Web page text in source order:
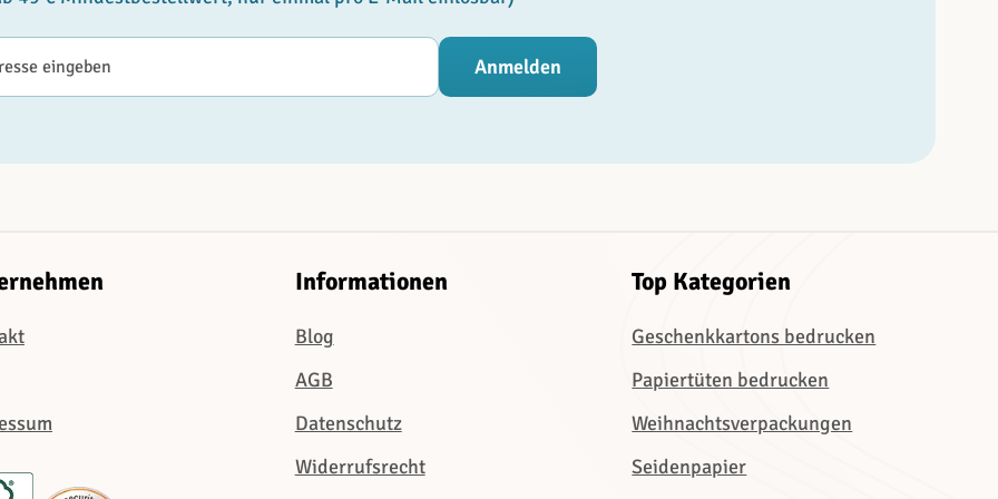
Anmelden
Informationen
Blog
AGB
Datenschutz
Widerrufsrecht
Top Kategorien
Geschenkkartons bedrucken
Papiertüten bedrucken
Weihnachtsverpackungen
Seidenpapier